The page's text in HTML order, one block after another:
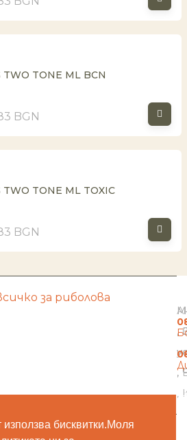
TWO TONE ML BCN
BGN
TWO TONE ML TOXIC
BGN
© 2025 Feedermaniabg –
използва бисквитки.Моля